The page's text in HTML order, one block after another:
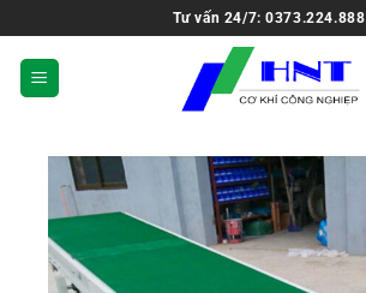
Tư vấn 24/7: 0373.224.888